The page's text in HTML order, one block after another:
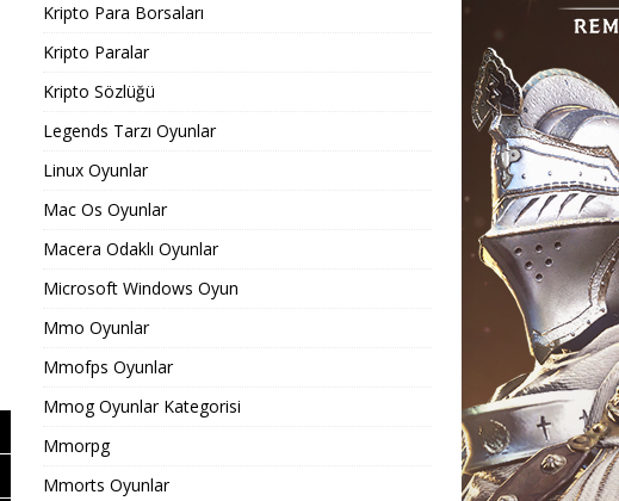
Kripto Para Borsaları
Kripto Paralar
Kripto Sözlüğü
Legends Tarzı Oyunlar
Linux Oyunlar
Mac Os Oyunlar
Macera Odaklı Oyunlar
Microsoft Windows Oyun
Mmo Oyunlar
Mmofps Oyunlar
Mmog Oyunlar Kategorisi
Mmorpg
Mmorts Oyunlar